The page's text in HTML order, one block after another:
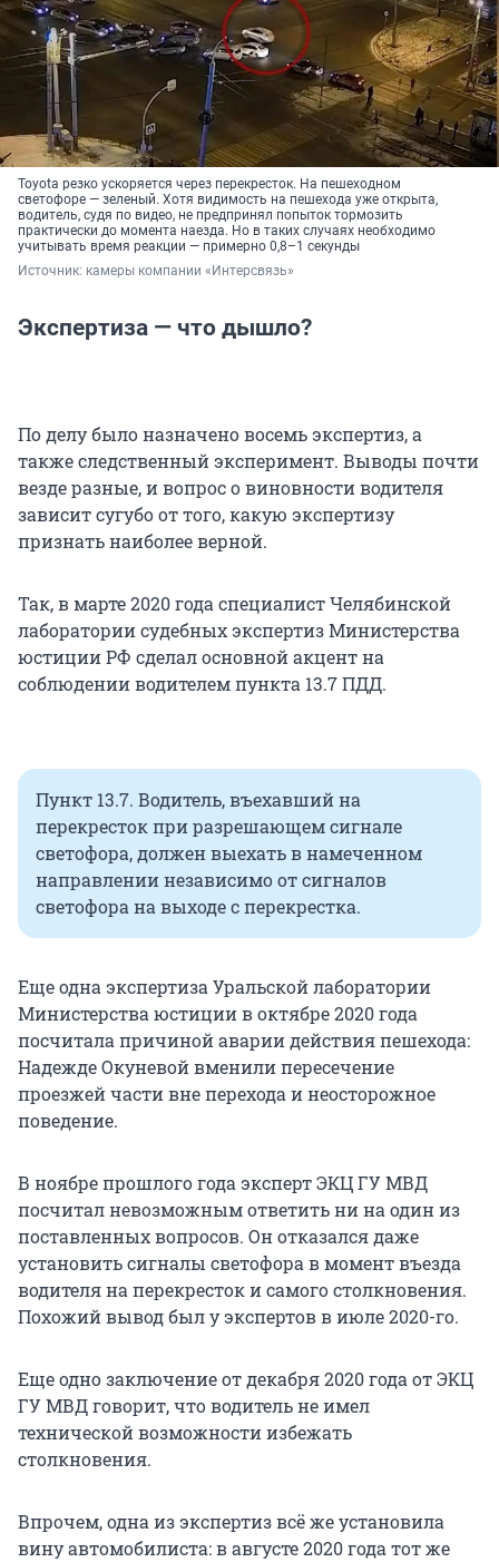
Toyota резко ускоряется через перекресток. На пешеходном
светофоре — зеленый. Хотя видимость на пешехода уже открыта,
водитель, судя по видео, не предпринял попыток тормозить
практически до момента наезда. Но в таких случаях необходимо
учитывать время реакции — примерно 0,8–1 секунды
Источник: камеры компании «Интерсвязь»
Экспертиза — что дышло?
По делу было назначено восемь экспертиз, а
также следственный эксперимент. Выводы почти
везде разные, и вопрос о виновности водителя
зависит сугубо от того, какую экспертизу
признать наиболее верной.
Так, в марте 2020 года специалист Челябинской
лаборатории судебных экспертиз Министерства
юстиции РФ сделал основной акцент на
соблюдении водителем пункта 13.7 ПДД.
Пункт 13.7. Водитель, въехавший на
перекресток при разрешающем сигнале
светофора, должен выехать в намеченном
направлении независимо от сигналов
светофора на выходе с перекрестка.
Еще одна экспертиза Уральской лаборатории
Министерства юстиции в октябре 2020 года
посчитала причиной аварии действия пешехода:
Надежде Окуневой вменили пересечение
проезжей части вне перехода и неосторожное
поведение.
В ноябре прошлого года эксперт ЭКЦ ГУ МВД
посчитал невозможным ответить ни на один из
поставленных вопросов. Он отказался даже
установить сигналы светофора в момент въезда
водителя на перекресток и самого столкновения.
Похожий вывод был у экспертов в июле 2020-го.
Еще одно заключение от декабря 2020 года от ЭКЦ
ГУ МВД говорит, что водитель не имел
технической возможности избежать
столкновения.
Впрочем, одна из экспертиз всё же установила
вину автомобилиста: в августе 2020 года тот же